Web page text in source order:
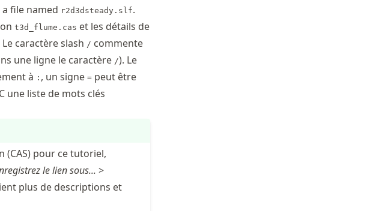
file named r2d3dsteady.slf.
t3d_flume.cas et les détails de
caractère slash / commente
une ligne le caractère /). Le
à : , un signe = peut être
une liste de mots clés
pour ce tutoriel,
le lien sous... >
plus de descriptions et